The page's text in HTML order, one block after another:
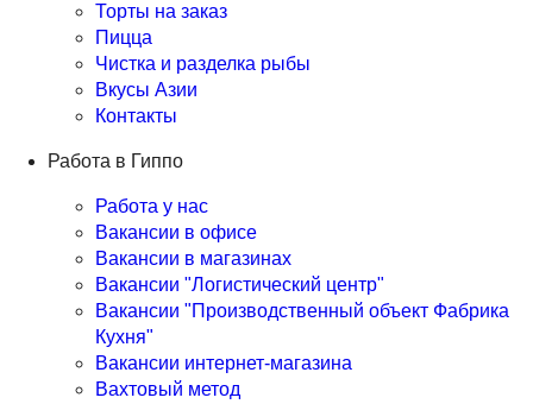
Торты на заказ
Пицца
Чистка и разделка рыбы
Вкусы Азии
Контакты
Работа в Гиппо
Работа у нас
Вакансии в офисе
Вакансии в магазинах
Вакансии "Логистический центр"
Вакансии "Производственный объект Фабрика
Кухня"
Вакансии интернет-магазина
Вахтовый метод